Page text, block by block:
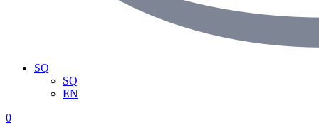
SQ
SQ
EN
search
0